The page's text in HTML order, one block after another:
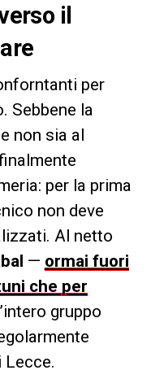
il
per
Sebbene la
non sia al
per la prima
non deve
Al netto
— ormai fuori
che per
gruppo